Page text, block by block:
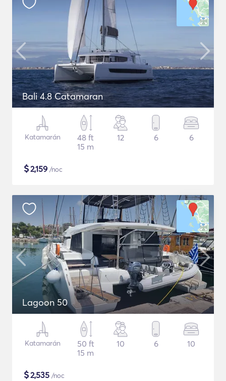
Bali 4.8 Catamaran
Katamarán
48 ft
15 m
12 6 6
$2,159 /noc
Lagoon 50
Katamarán
50 ft
15 m
10 6 10
$2,535 /noc